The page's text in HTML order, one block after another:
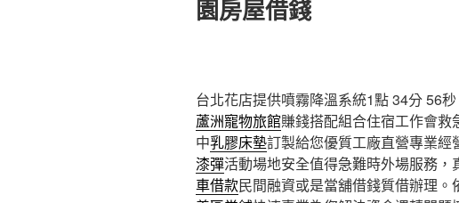
園房屋借錢
台北花店提供噴霧降溫系統1點 34分 56秒
蘆洲寵物旅館賺錢搭配組合住宿工作會
中乳膠床墊訂製給您優質工廠直營專業
漆彈活動場地安全值得急難時外場服務，
車借款民間融資或是當舖借錢質借辦理